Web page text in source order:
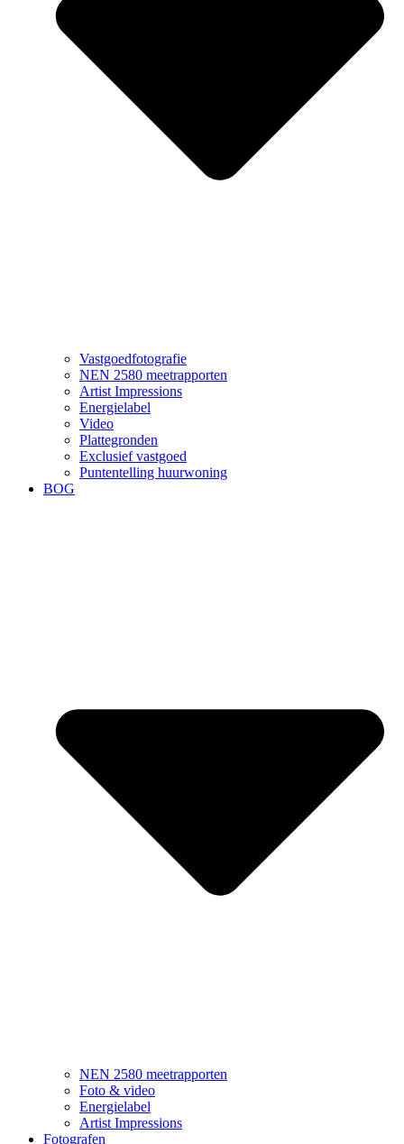
Vastgoedfotografie
NEN 2580 meetrapporten
Artist Impressions
Energielabel
Video
Plattegronden
Exclusief vastgoed
Puntentelling huurwoning
BOG
NEN 2580 meetrapporten
Foto & video
Energielabel
Artist Impressions
Fotografen